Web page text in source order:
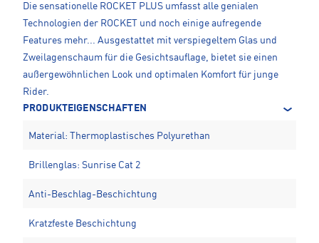
Die sensationelle ROCKET PLUS umfasst alle genialen
Technologien der ROCKET und noch einige aufregende
Features mehr... Ausgestattet mit verspiegeltem Glas und
Zweilagenschaum für die Gesichtsauflage, bietet sie einen
außergewöhnlichen Look und optimalen Komfort für junge
Rider.
PRODUKTEIGENSCHAFTEN
Material: Thermoplastisches Polyurethan
Brillenglas: Sunrise Cat 2
Anti-Beschlag-Beschichtung
Kratzfeste Beschichtung